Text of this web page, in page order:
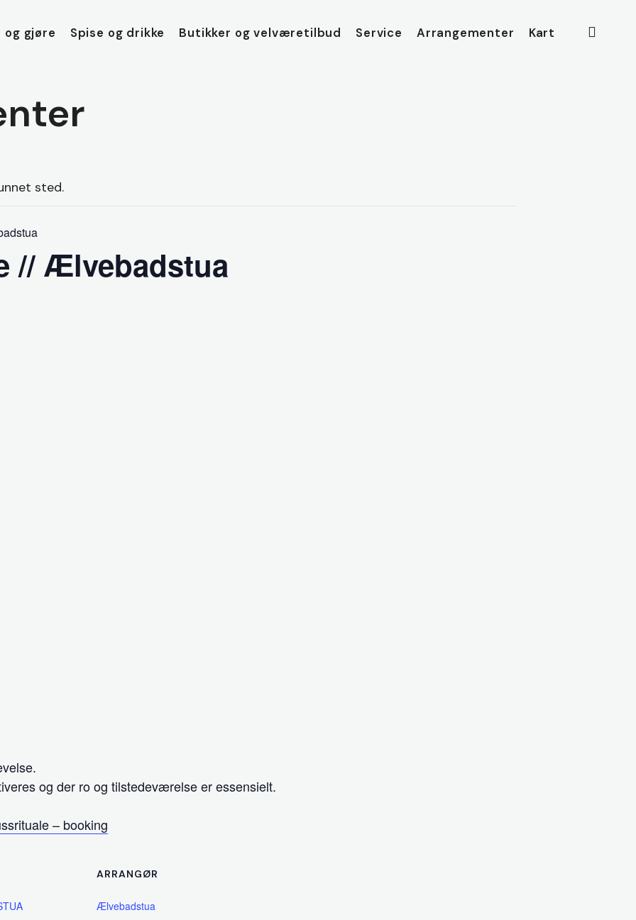
og gjøre Spise og drikke Butikker og velværetilbud Service Arrangementer Kart
sted.
// Ælvebadstua
og der ro og tilstedeværelse er essensielt.
– booking
ARRANGØR
Ælvebadstua